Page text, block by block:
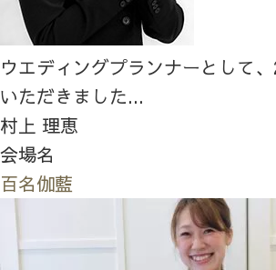
ウエディングプランナーとして
いただきました...
村上 理恵
会場名
百名伽藍